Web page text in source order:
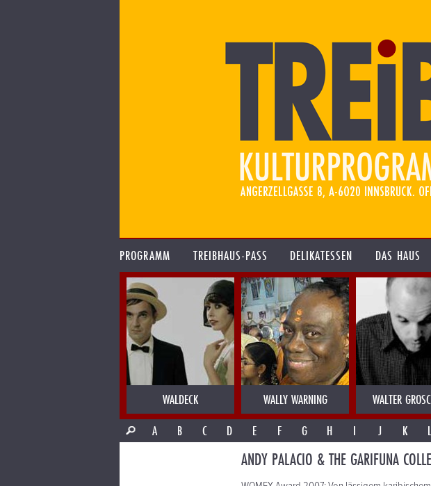
PROGRAMM TREIBHAUS-PASS DELIKATESSEN DAS HAUS
WALDECK WALLY WARNING WALTER
A
B C D E F G H I J K L
ANDY PALACIO & THE GARIFUNA